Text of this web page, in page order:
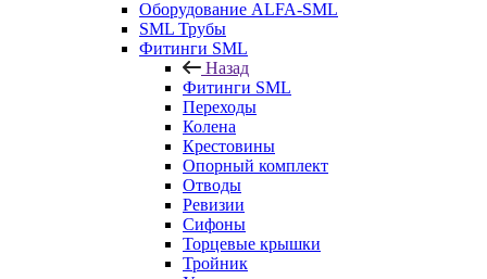
Оборудование ALFA-SML
SML Трубы
Фитинги SML
Назад
Фитинги SML
Переходы
Колена
Крестовины
Опорный комплект
Отводы
Ревизии
Сифоны
Торцевые крышки
Тройник